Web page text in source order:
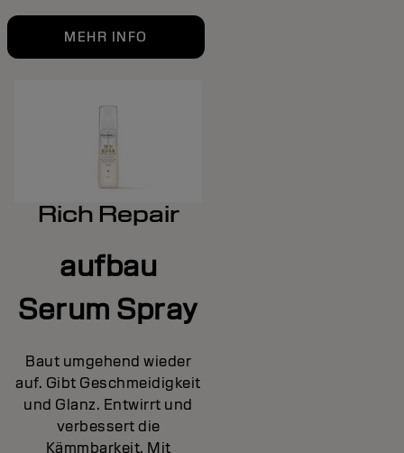
MEHR INFO
Rich Repair
aufbau
Serum Spray
Baut umgehend wieder
auf. Gibt Geschmeidigkeit
und Glanz. Entwirrt und
verbessert die
Kämmbarkeit. Mit